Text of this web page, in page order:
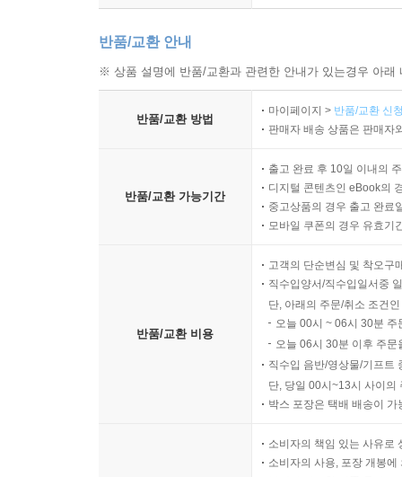
반품/교환 안내
※ 상품 설명에 반품/교환과 관련한 안내가 있는경우 아
반품/교환 방법
마이페이지 > 반품/교환 신
판매자 배송 상품은 판매자
반품/교환 가능기간
출고 완료 후 10일 이내의
디지털 콘텐츠인 eBook의
중고상품의 경우 출고 완료
모바일 쿠폰의 경우 유효기
반품/교환 비용
고객의 단순변심 및 착오구
직수입양서/직수입일서중
단, 아래의 주문/취소 조건
오늘 00시 ~ 06시 30분
오늘 06시 30분 이후 주
직수입 음반/영상물/기프트
단, 당일 00시~13시 사이의
박스 포장은 택배 배송이
소비자의 책임 있는 사유로
소비자의 사용, 포장 개봉